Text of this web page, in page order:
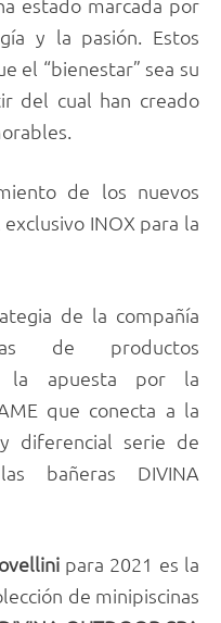
y la pasión. Estos
el “bienestar” sea su
del cual han creado
de los nuevos
exclusivo INOX para la
de la compañía
de productos
la apuesta por la
que conecta a la
diferencial serie de
bañeras DIVINA
para 2021 es la
de minipiscinas